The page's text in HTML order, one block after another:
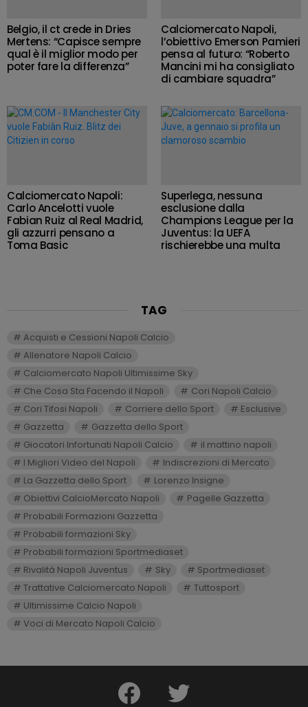
Belgio, il ct crede in Dries
Mertens: “Capisce sempre
qual è il miglior modo per
poter fare la differenza”
Calciomercato Napoli,
l’obiettivo Emerson Pamieri
pensa al futuro: “Roberto
Mancini mi ha consigliato
di cambiare squadra”
Calciomercato Napoli:
Carlo Ancelotti vuole
Fabian Ruiz al Real Madrid,
gli azzurri pensano a
Toma Basic
Superlega, nessuna
esclusione dalla
Champions League per la
Juventus: la UEFA
rischierebbe una multa
TAG
Acquisti e Cessioni Napoli Calcio
Allenatore Napoli Calcio
Calciomercato Napoli Ultimissime Sky
Che Cosa Sta Facendo il Napoli
Cori Napoli Calcio
Cori Tifosi Napoli
Corriere dello Sport
Esclusive
Gazzetta
Gazzetta dello Sport
Giocatori Infortunati Napoli Calcio
il mattino napoli
I Migliori Video del Napoli
Indiscrezioni di Mercato
La Gazzetta dello Sport
Lorenzo Insigne
Obiettivi CalcioMercato Napoli
Pagelle Gazzetta
Probabili Formazioni Gazzetta
Probabili formazioni Sky
Probabili formazioni Sportmediaset
Rivalità Napoli Juventus
Sky
Sportmediaset
Trattative Calciomercato Napoli
Tuttosport
Ultimissime Calcio Napoli
Voci di Mercato Napoli Calcio
facebook twitter